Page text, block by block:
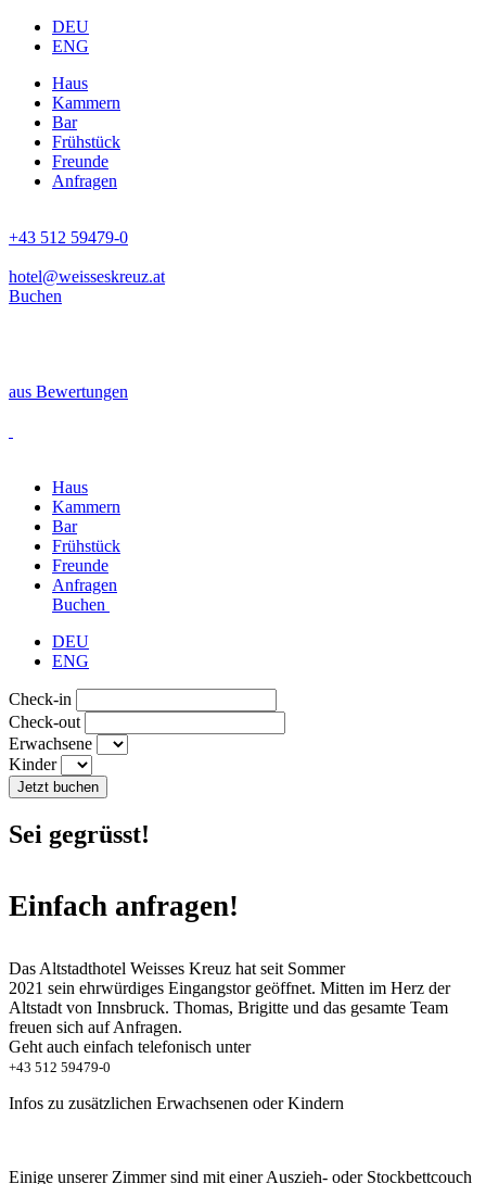
DEU
ENG
Haus
Kammern
Bar
Frühstück
Freunde
Anfragen
+43 512 59479-0
hotel@weisseskreuz.at
Buchen
aus Bewertungen
Haus
Kammern
Bar
Frühstück
Freunde
Anfragen
Buchen
DEU
ENG
Check-in
Check-out
Erwachsene
Kinder
Jetzt buchen
Sei gegrüsst!
Einfach anfragen!
Das Altstadthotel Weisses Kreuz hat seit Sommer
2021 sein ehrwürdiges Eingangstor geöffnet. Mitten im Herz der
Altstadt von Innsbruck. Thomas, Brigitte und das gesamte Team
freuen sich auf Anfragen.
Geht auch einfach telefonisch unter
+43 512 59479-0
Infos zu zusätzlichen Erwachsenen oder Kindern
Einige unserer Zimmer sind mit einer Auszieh- oder Stockbettcouch